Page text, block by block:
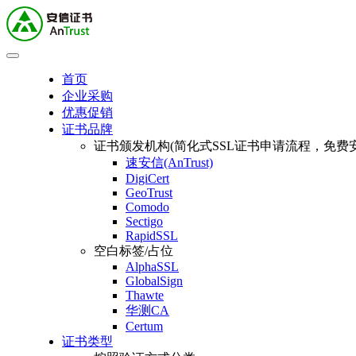
首页
企业采购
优惠促销
证书品牌
证书颁发机构(简化式SSL证书申请流程，免费
速安信(AnTrust)
DigiCert
GeoTrust
Comodo
Sectigo
RapidSSL
空白标签/占位
AlphaSSL
GlobalSign
Thawte
华测CA
Certum
证书类型